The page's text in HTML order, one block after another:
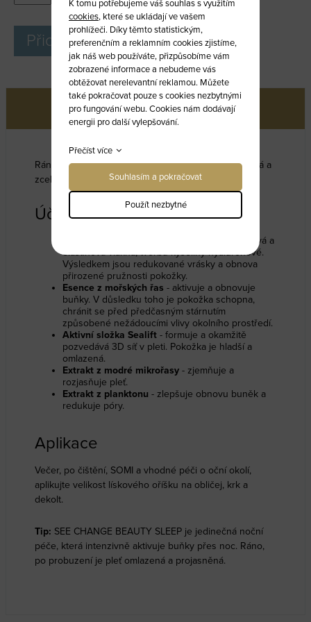
Přidat do košíku
Více informací
Ráno po probuzení jste zcela jiná! Viditelně omlazená a
zcela rozjasněná. Pro viditelně mladší a hladší pleť.
Účinné látky
– obnovuje kolagenová a
elastinová vlákna, tvorbu kyseliny hyaluronové.
Výsledkem jsou redukované vrásky a obnova
přirozené pružnosti pokožky.
Esence z mořských řas - aktivuje a obnovuje
buňky. V důsledku toho je pokožka schopna,
chránit se před předčasným stárnutím
způsobené nežádoucími vlivy okolního prostředí.
Aktivní složka Sealift - formuje a okamžitě
pozvedává 3D síť v pleti. Pokožka je hladší a
omlazená.
Extrakt z modré mikrořasy- zjemňuje a
rozjasňuje pleť.
Extrakt z planktonu - zlepšuje obnovu buněk a
redukuje póry.
Aplikace
Večer, po čištění, SOMI a vhodné péči o oční okolí,
aplikujte velikost lískového oříšku na obličej, krk a
dekolt.
Tip: SEE CHANGE BEAUTY SLEEP je jedinečná noční
péče, která intenzivně aktivuje buňky přes noc. Ráno,
po probuzení je pleť omlazená a projasněná.
K tomu potřebujeme váš souhlas s využitím
cookies, které se ukládají ve vašem
prohlížeči. Díky těmto statistickým,
preferenčním a reklamním cookies zjistíme,
jak náš web používáte, přizpůsobíme vám
zobrazené informace a nebudeme vás
obtěžovat nerelevantní reklamou. Můžete
také pokračovat pouze s cookies nezbytnými
pro fungování webu. Cookies nám dodávají
energii pro další vylepšování.
Přečíst více
Souhlasím a pokračovat
Použít nezbytné